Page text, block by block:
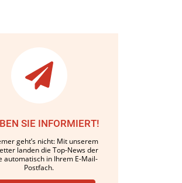
SIE INFORMIERT!
geht’s nicht: Mit unserem
landen die Top-News der
automatisch in Ihrem E-Mail-
Postfach.